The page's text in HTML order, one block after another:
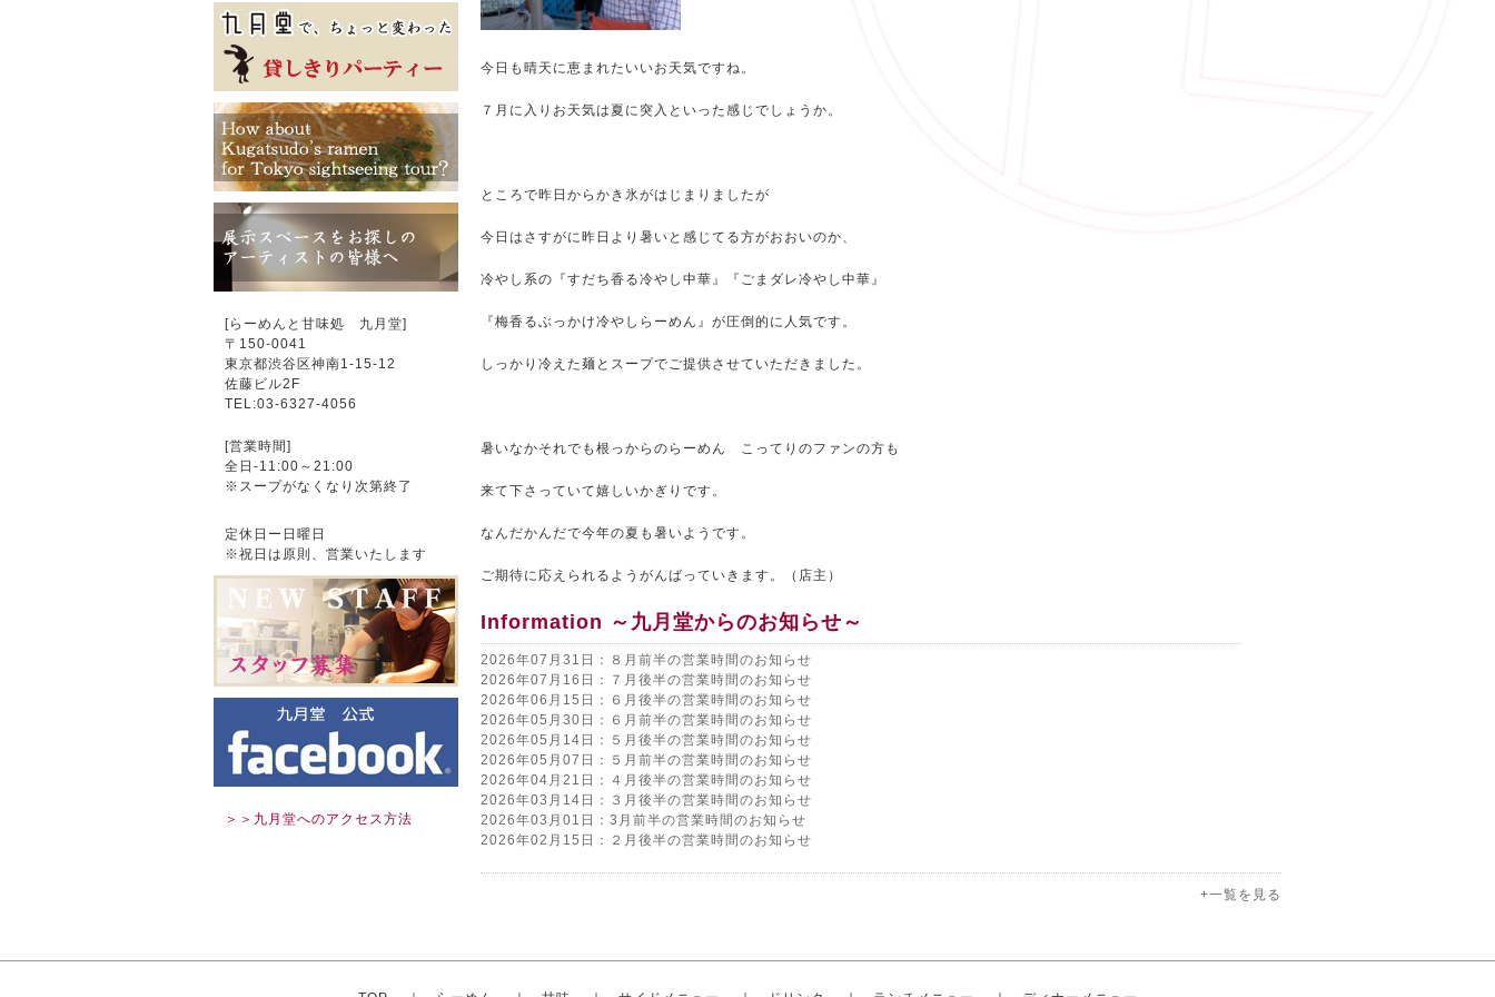
[らーめんと甘味処 九月堂]
〒 150-0041
東京都渋谷区神南1-15-12
佐藤ビル2F
TEL:03-6327-4056
[営業時間]
全日-11:00～21:00
※スープがなくなり次第終了
定休日ー日曜日
※祝日は原則、営業いたします
＞＞九月堂へのアクセス方法
今日も晴天に恵まれたいいお天気ですね。
７月に入りお天気は夏に突入といった感じでしょうか。
ところで昨日からかき氷がはじまりましたが
今日はさすがに昨日より暑いと感じてる方がおおいのか、
冷やし系の『すだち香る冷やし中華』『ごまダレ冷やし中華』
『梅香るぶっかけ冷やしらーめん』が圧倒的に人気です。
しっかり冷えた麺とスープでご提供させていただきました。
暑いなかそれでも根っからのらーめん こってりのファンの方も
来て下さっていて嬉しいかぎりです。
なんだかんだで今年の夏も暑いようです。
ご期待に応えられるようがんばっていきます。（店主）
Information ～九月堂からのお知らせ～
2026年07月31日：８月前半の営業時間のお知らせ
2026年07月16日：７月後半の営業時間のお知らせ
2026年06月15日：６月後半の営業時間のお知らせ
2026年05月30日：６月前半の営業時間のお知らせ
2026年05月14日：５月後半の営業時間のお知らせ
2026年05月07日：５月前半の営業時間のお知らせ
2026年04月21日：４月後半の営業時間のお知らせ
2026年03月14日：３月後半の営業時間のお知らせ
2026年03月01日：3月前半の営業時間のお知らせ
2026年02月15日：２月後半の営業時間のお知らせ
+一覧を見る